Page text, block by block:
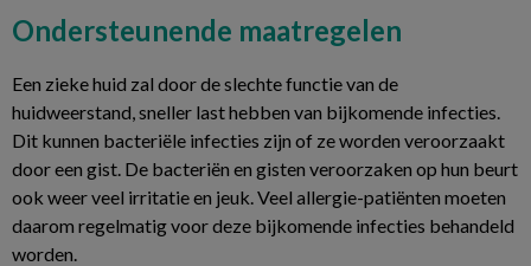
Ondersteunende maatregelen
Een zieke huid zal door de slechte functie van de
huidweerstand, sneller last hebben van bijkomende infecties.
Dit kunnen bacteriële infecties zijn of ze worden veroorzaakt
door een gist. De bacteriën en gisten veroorzaken op hun beurt
ook weer veel irritatie en jeuk. Veel allergie-patiënten moeten
daarom regelmatig voor deze bijkomende infecties behandeld
worden.